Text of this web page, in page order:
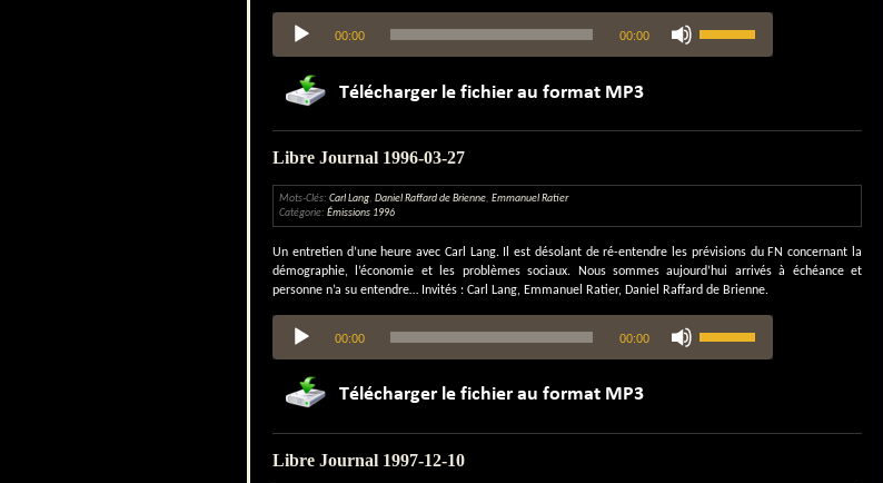
audio
00:00 00:00
les
flèches
ou
volume.
Libre Journal 1996-03-27
Mots-Clés: Carl Lang, Daniel Raffard de Brienne, Emmanuel Ratier
Catégorie: Émissions 1996
Un entretien d’une heure avec Carl Lang. Il est désolant de ré-entendre les prévisions du FN concernant la
démographie, l’économie et les problèmes sociaux. Nous sommes aujourd’hui arrivés à échéance et
personne n’a su entendre… Invités : Carl Lang, Emmanuel Ratier, Daniel Raffard de Brienne.
Lecteur
audio
00:00 00:00
les
flèches
ou
Libre Journal 1997-12-10